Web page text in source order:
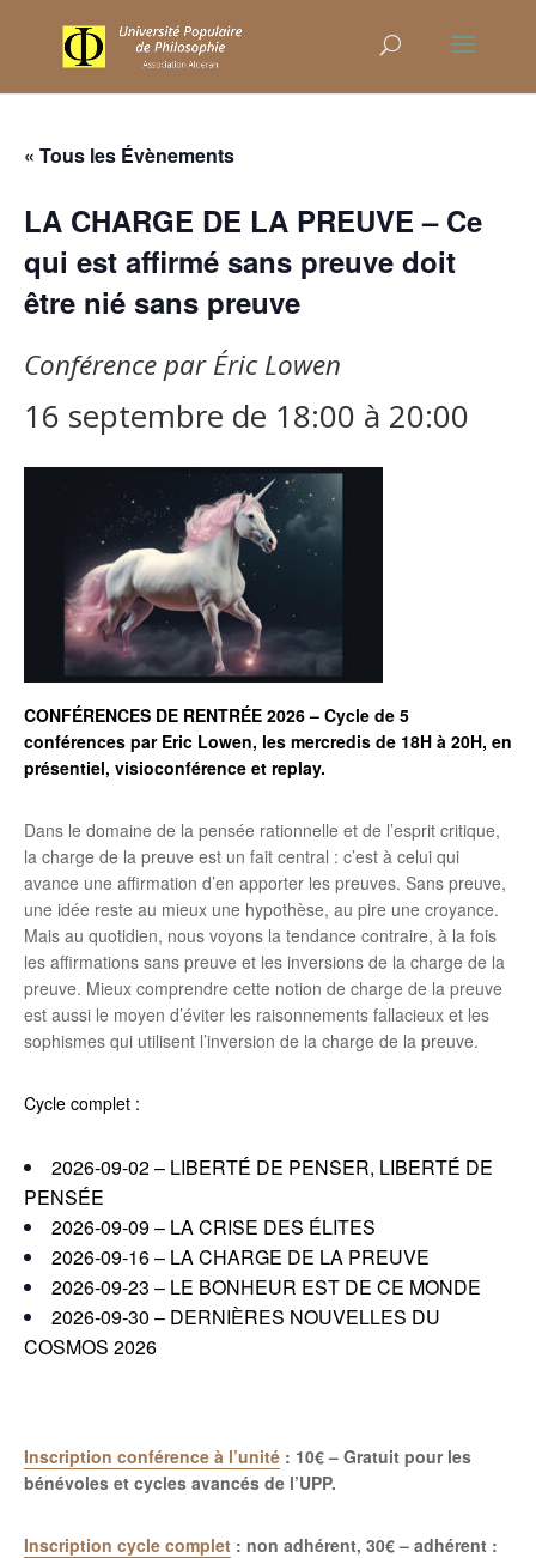
« Tous les Évènements
LA CHARGE DE LA PREUVE – Ce
qui est affirmé sans preuve doit
être nié sans preuve
Conférence par Éric Lowen
16 septembre de 18:00 à 20:00
CONFÉRENCES DE RENTRÉE 2026 – Cycle de 5
conférences par Eric Lowen, les mercredis de 18H à 20H, en
présentiel, visioconférence et replay.
Dans le domaine de la pensée rationnelle et de l’esprit critique,
la charge de la preuve est un fait central : c’est à celui qui
avance une affirmation d’en apporter les preuves. Sans preuve,
une idée reste au mieux une hypothèse, au pire une croyance.
Mais au quotidien, nous voyons la tendance contraire, à la fois
les affirmations sans preuve et les inversions de la charge de la
preuve. Mieux comprendre cette notion de charge de la preuve
est aussi le moyen d’éviter les raisonnements fallacieux et les
sophismes qui utilisent l’inversion de la charge de la preuve.
Cycle complet :
2026-09-02 – LIBERTÉ DE PENSER, LIBERTÉ DE
PENSÉE
2026-09-09 – LA CRISE DES ÉLITES
2026-09-16 – LA CHARGE DE LA PREUVE
2026-09-23 – LE BONHEUR EST DE CE MONDE
2026-09-30 – DERNIÈRES NOUVELLES DU
COSMOS 2026
Inscription conférence à l’unité : 10€ – Gratuit pour les
bénévoles et cycles avancés de l’UPP.
Inscription cycle complet : non adhérent, 30€ – adhérent :